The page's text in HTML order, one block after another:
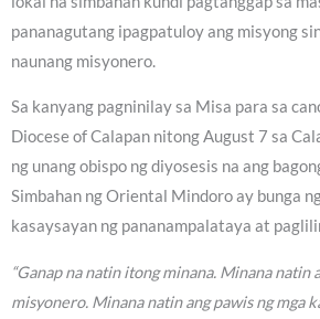
pananagutang ipagpatuloy ang misyong
naunang misyonero.
Sa kanyang pagninilay sa Misa para sa
Diocese of Calapan nitong August 7 sa
ng unang obispo ng diyosesis na ang
Simbahan ng Oriental Mindoro ay bunga
kasaysayan ng pananampalataya at
“Ganap na natin itong minana. Minana natin
misyonero. Minana natin ang pawis ng mga